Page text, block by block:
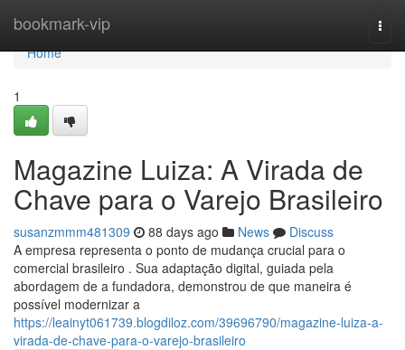
bookmark-vip
Home
Home
1
Magazine Luiza: A Virada de
Chave para o Varejo Brasileiro
susanzmmm481309 88 days ago News
Discuss
A empresa representa o ponto de mudança crucial para o
comercial brasileiro . Sua adaptação digital, guiada pela
abordagem de a fundadora, demonstrou de que maneira é
possível modernizar a
https://leainyt061739.blogdiloz.com/39696790/magazine-luiza-a-
virada-de-chave-para-o-varejo-brasileiro